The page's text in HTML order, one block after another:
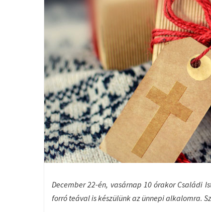
December 22-én, vasárnap 10 órakor Családi
forró teával is készülünk az ünnepi alkalomra.